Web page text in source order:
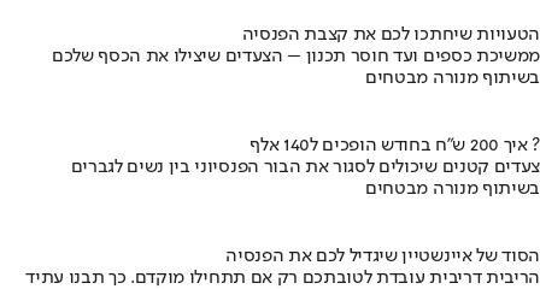
הטעויות שיחתכו לכם את קצבת הפנסיה
ממשיכת כספים ועד חוסר תכנון – הצעדים שיצילו את הכסף שלכם
בשיתוף מנורה מבטחים
איך 200 ש"ח בחודש הופכים ל140 אלף ?
צעדים קטנים שיכולים לסגור את הבור הפנסיוני בין נשים לגברים
בשיתוף מנורה מבטחים
הסוד של איינשטיין שיגדיל לכם את הפנסיה
הריבית דריבית עובדת לטובתכם רק אם תתחילו מוקדם. כך תבנו עתיד